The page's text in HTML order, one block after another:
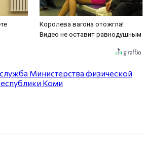
Королева вагона отожгла!
Видео не оставит равнодушным
Министерства физической
Коми